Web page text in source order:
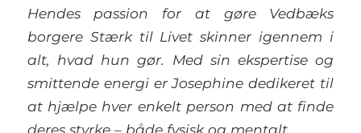
Hendes passion for at gøre Vedbæks
borgere Stærk til Livet skinner igennem i
alt, hvad hun gør. Med sin ekspertise og
smittende energi er Josephine dedikeret til
at hjælpe hver enkelt person med at finde
deres styrke – både fysisk og mentalt.